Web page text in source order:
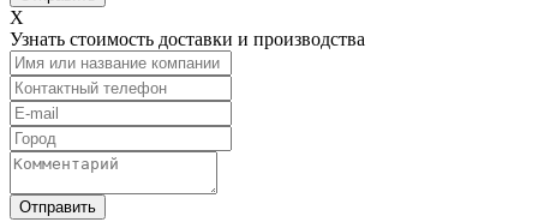
X
Узнать стоимость доставки и производства